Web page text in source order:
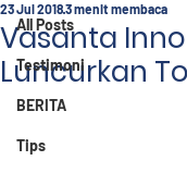
All Posts
Testimoni
BERITA
Tips
Vasanta
Luncurkan
23 Jul 20183 menit membaca